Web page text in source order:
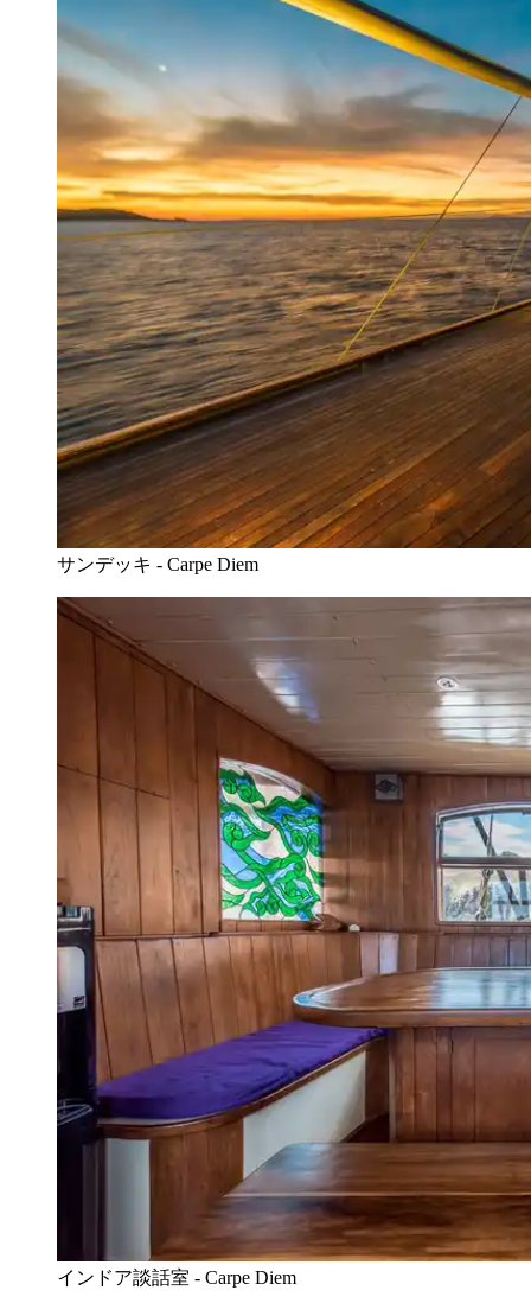
サンデッキ - Carpe Diem
インドア談話室 - Carpe Diem